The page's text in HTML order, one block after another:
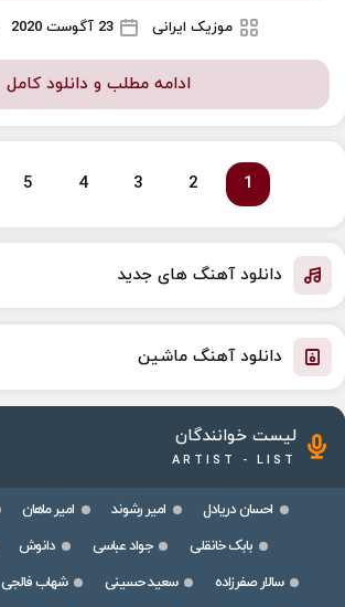
موزیک ایرانی 23 آگوست 2020
ادامه مطلب و دانلود کامل
1
2
3
4
5
دانلود آهنگ های جدید
دانلود آهنگ ماشین
لیست خوانندگان
ARTIST - LIST
احسان دریادل امیر رشوند امیر ماهان
بابک خانقلی
جواد عباسی دانوش
سالار صفرزاده
سعید حسینی شهاب فالجی